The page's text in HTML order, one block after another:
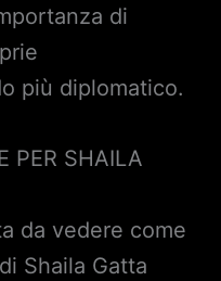
di
più diplomatico.
PER SHAILA
da vedere come
Shaila Gatta